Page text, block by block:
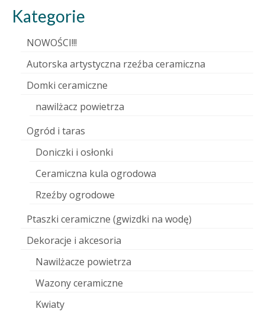
Kategorie
NOWOŚCI!!!
Autorska artystyczna rzeźba ceramiczna
Domki ceramiczne
nawilżacz powietrza
Ogród i taras
Doniczki i osłonki
Ceramiczna kula ogrodowa
Rzeźby ogrodowe
Ptaszki ceramiczne (gwizdki na wodę)
Dekoracje i akcesoria
Nawilżacze powietrza
Wazony ceramiczne
Kwiaty